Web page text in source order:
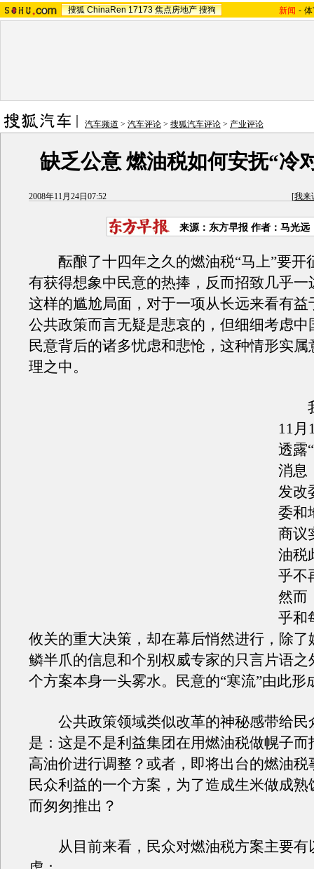
搜狐 ChinaRen 17173 焦点房地产 搜狗 新闻 -
汽车频道 > 汽车评论 > 搜狐汽车评论 > 产业评论
缺乏公意 燃油税如何安抚“冷
2008年11月24日07:52 [我来
来源：东方早报 作者：马光远
酝酿了十四年之久的燃油税“马上”要开
有获得想象中民意的热捧，反而招致几乎一
这样的尴尬局面，对于一项从长远来看有益
公共政策而言无疑是悲哀的，但细细考虑中
民意背后的诸多忧虑和悲怆，这种情形实属
理之中。
我
11月
透露
消息
发改
委和
商议
油税
乎不
然而
乎和
攸关的重大决策，却在幕后悄然进行，除了
鳞半爪的信息和个别权威专家的只言片语之
个方案本身一头雾水。民意的“寒流”由此形
公共政策领域类似改革的神秘感带给民
是：这是不是利益集团在用燃油税做幌子而
高油价进行调整？或者，即将出台的燃油税
民众利益的一个方案，为了造成生米做成熟
而匆匆推出？
从目前来看，民众对燃油税方案主要有